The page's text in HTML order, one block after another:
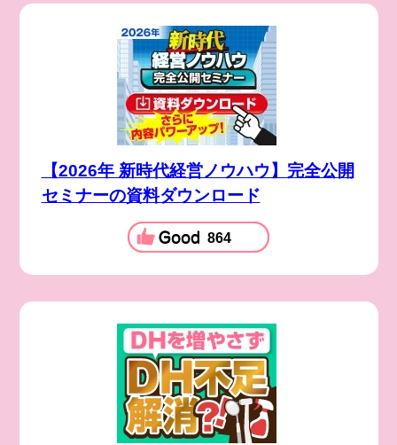
【2026年 新時代経営ノウハウ】完全公開
セミナーの資料ダウンロード
864